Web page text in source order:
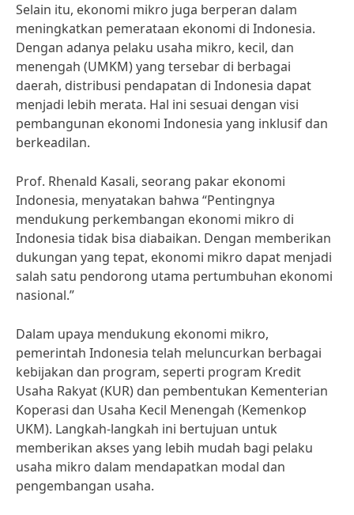
Selain itu, ekonomi mikro juga berperan dalam
meningkatkan pemerataan ekonomi di Indonesia.
Dengan adanya pelaku usaha mikro, kecil, dan
menengah (UMKM) yang tersebar di berbagai
daerah, distribusi pendapatan di Indonesia dapat
menjadi lebih merata. Hal ini sesuai dengan visi
pembangunan ekonomi Indonesia yang inklusif dan
berkeadilan.
Prof. Rhenald Kasali, seorang pakar ekonomi
Indonesia, menyatakan bahwa “Pentingnya
mendukung perkembangan ekonomi mikro di
Indonesia tidak bisa diabaikan. Dengan memberikan
dukungan yang tepat, ekonomi mikro dapat menjadi
salah satu pendorong utama pertumbuhan ekonomi
nasional.”
Dalam upaya mendukung ekonomi mikro,
pemerintah Indonesia telah meluncurkan berbagai
kebijakan dan program, seperti program Kredit
Usaha Rakyat (KUR) dan pembentukan Kementerian
Koperasi dan Usaha Kecil Menengah (Kemenkop
UKM). Langkah-langkah ini bertujuan untuk
memberikan akses yang lebih mudah bagi pelaku
usaha mikro dalam mendapatkan modal dan
pengembangan usaha.